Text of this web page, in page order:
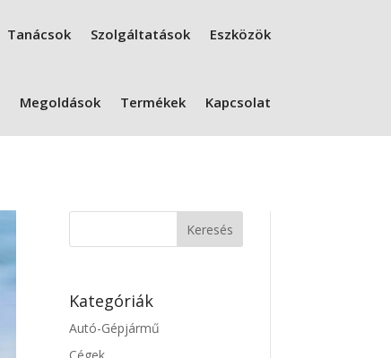
Tanácsok Szolgáltatások Eszközök
Megoldások Termékek Kapcsolat
Kategóriák
Autó-Gépjármű